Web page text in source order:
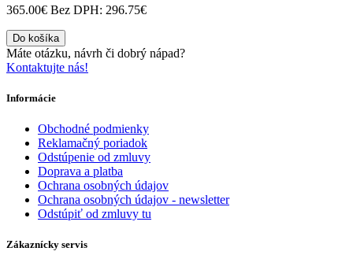
365.00€ Bez DPH: 296.75€
Do košíka
Máte otázku, návrh či dobrý nápad?
Kontaktujte nás!
Informácie
Obchodné podmienky
Reklamačný poriadok
Odstúpenie od zmluvy
Doprava a platba
Ochrana osobných údajov
Ochrana osobných údajov - newsletter
Odstúpiť od zmluvy tu
Zákaznícky servis